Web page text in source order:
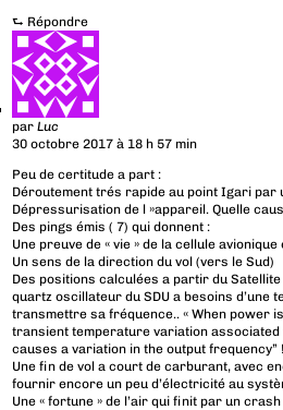
⮑ Répondre
parLuc
30 octobre 2017 à 18 h 57 min
Peu de certitude a part :
Déroutement trés rapide au point Igari par
Dépressurisation de l »appareil. Quelle
Des pings émis ( 7) qui donnent :
Une preuve de « vie » de la cellule
Un sens de la direction du vol (vers le Sud)
Des positions calculées a partir du
quartz oscillateur du SDU a besoins
transmettre sa fréquence.. « When power
transient temperature variation associated
causes a variation in the output frequency”
Une fin de vol a court de carburant, avec
fournir encore un peu d’électricité au
Une « fortune » de l’air qui finit par un